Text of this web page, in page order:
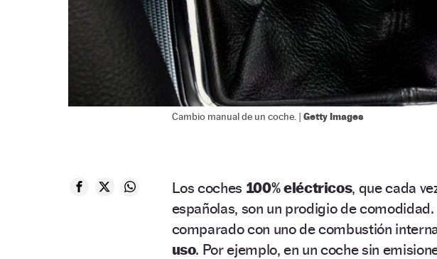
Cambio manual de un coche. | Getty Images
Los coches 100% eléctricos, que cada
españolas, son un prodigio de
comparado con uno de combustión
uso. Por ejemplo, en un coche sin